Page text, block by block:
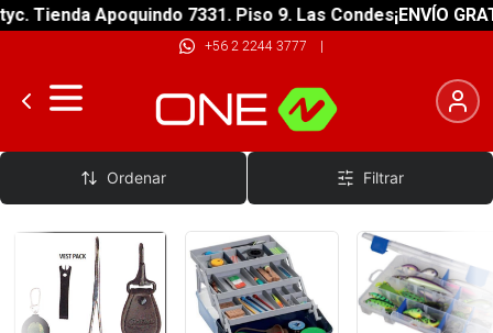
Apoquindo 7331. Piso 9. Las Condes¡ENVÍO
+56 2 2244 3777 |
Accesorios Pesca
Ordenar Filtrar